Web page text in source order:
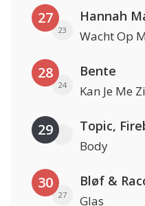
27
23
Hannah
Wacht Op
28
24
Bente
Kan Je Me
29 Topic,
Body
30
27
Bløf &
Glas